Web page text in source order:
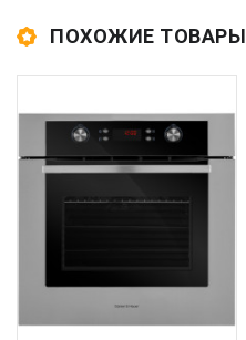
ПОХОЖИЕ ТОВАРЫ